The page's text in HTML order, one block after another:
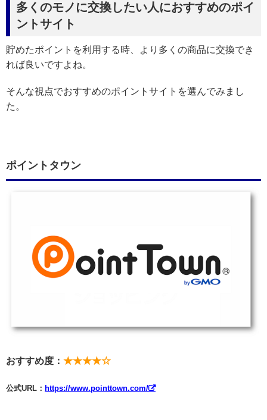
多くのモノに交換したい人におすすめのポイ
ントサイト
貯めたポイントを利用する時、より多くの商品に交換でき
れば良いですよね。
そんな視点でおすすめのポイントサイトを選んでみまし
た。
ポイントタウン
おすすめ度： ★★★★☆
公式URL： https://www.pointtown.com/